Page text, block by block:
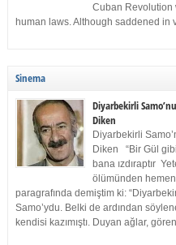
Cuban Revolution
human laws. Although saddened
Sinema
Diyarbekirli
Diken
Diyarbekirli
Diken “Bir Gül
bana ızdıraptır
ölümünden hemen
paragrafında demiştim ki:
Samo’ydu. Belki de ardından
kendisi kazımıştı. Duyan ağlar,